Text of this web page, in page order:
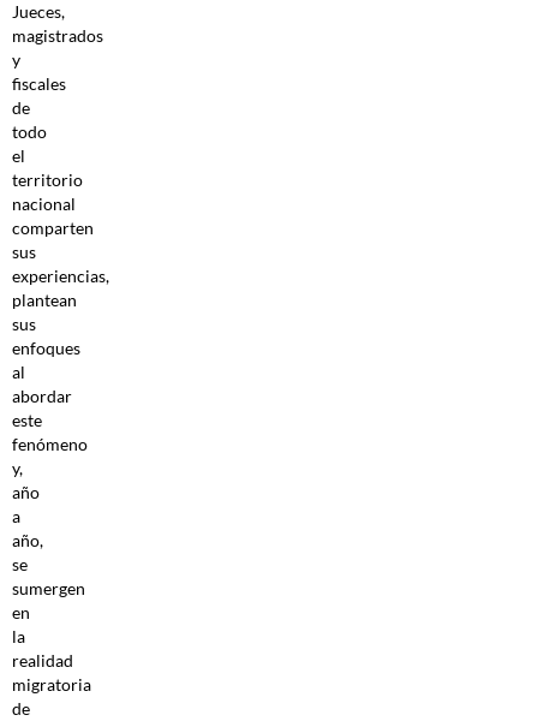
Jueces,
magistrados
y
fiscales
de
todo
el
territorio
nacional
comparten
sus
experiencias,
plantean
sus
enfoques
al
abordar
este
fenómeno
y,
año
a
año,
se
sumergen
en
la
realidad
migratoria
de